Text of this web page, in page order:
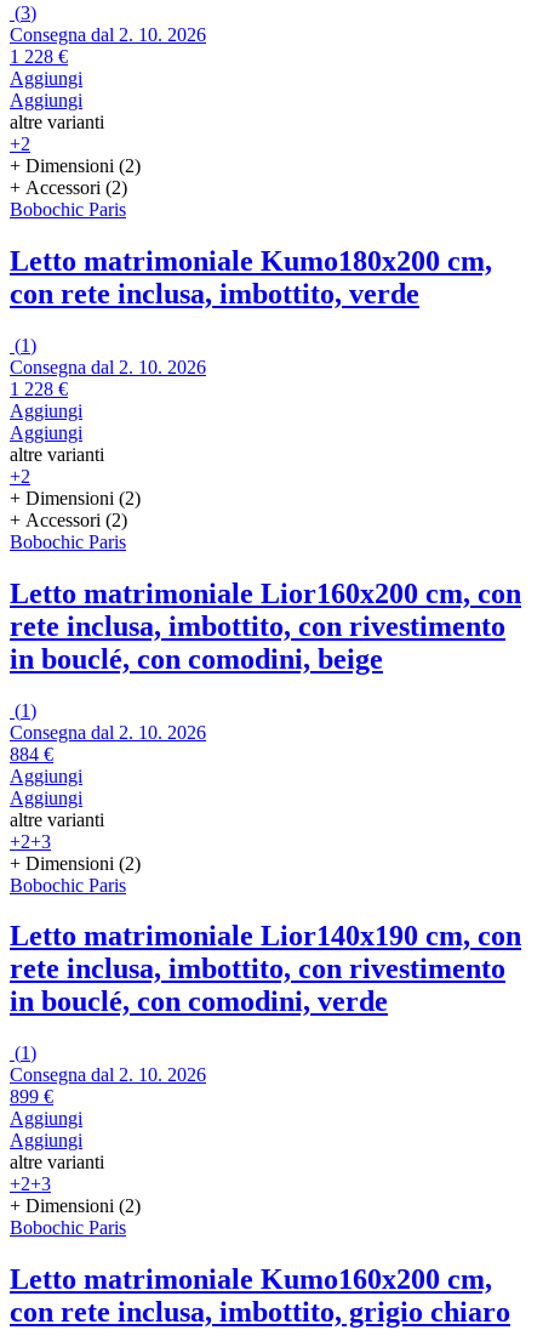
(3)
Consegna dal 2. 10. 2026
1 228 €
Aggiungi
Aggiungi
altre varianti
+2
+ Dimensioni (2)
+ Accessori (2)
Bobochic Paris
Letto matrimoniale Kumo180x200 cm,
con rete inclusa, imbottito, verde
(1)
Consegna dal 2. 10. 2026
1 228 €
Aggiungi
Aggiungi
altre varianti
+2
+ Dimensioni (2)
+ Accessori (2)
Bobochic Paris
Letto matrimoniale Lior160x200 cm, con
rete inclusa, imbottito, con rivestimento
in bouclé, con comodini, beige
(1)
Consegna dal 2. 10. 2026
884 €
Aggiungi
Aggiungi
altre varianti
+2+3
+ Dimensioni (2)
Bobochic Paris
Letto matrimoniale Lior140x190 cm, con
rete inclusa, imbottito, con rivestimento
in bouclé, con comodini, verde
(1)
Consegna dal 2. 10. 2026
899 €
Aggiungi
Aggiungi
altre varianti
+2+3
+ Dimensioni (2)
Bobochic Paris
Letto matrimoniale Kumo160x200 cm,
con rete inclusa, imbottito, grigio chiaro